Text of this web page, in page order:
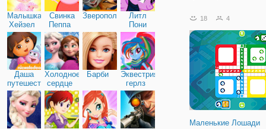
Малышка
Хейзел
Свинка
Пеппа
Зверополис
Литл
Пони
Дружба
Даша
путешественница
Холодное
сердце
Барби
Эквестрия
герлз
успеху. На игровом поле
выложены в виде
необходимо убрать
18 4
Маленькие Лошади